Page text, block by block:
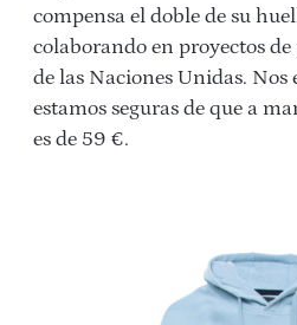
compensa el doble de su
colaborando en proyectos
de las Naciones Unidas. Nos
estamos seguras de que a
es de 59 €.